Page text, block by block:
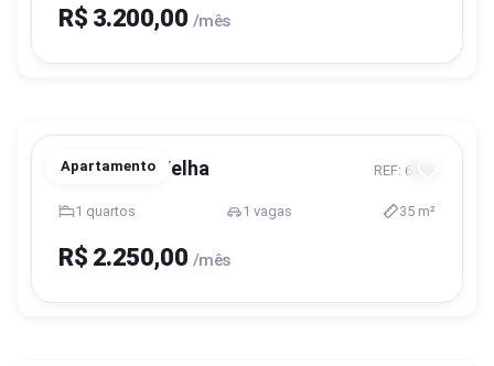
R$ 3.200,00 /mês
Apartamento
Blumenau, Velha REF: 6164
1 quartos 1 vagas 35 m²
R$ 2.250,00 /mês